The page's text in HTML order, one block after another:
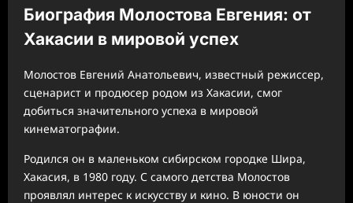
Биография Молостова Евгения: от
Хакасии в мировой успех
Молостов Евгений Анатольевич, известный режиссер,
сценарист и продюсер родом из Хакасии, смог
добиться значительного успеха в мировой
кинематографии.
Родился он в маленьком сибирском городке Шира,
Хакасия, в 1980 году. С самого детства Молостов
проявлял интерес к искусству и кино. В юности он